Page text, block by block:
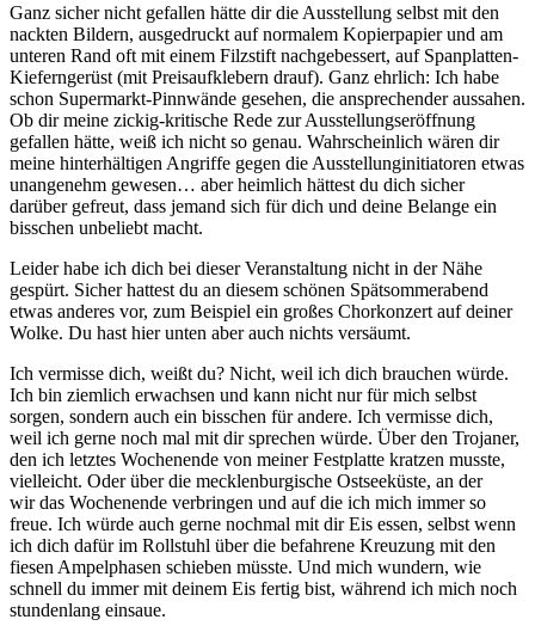
Ganz sicher nicht gefallen hätte dir die Ausstellung selbst mit den
nackten Bildern, ausgedruckt auf normalem Kopierpapier und am
unteren Rand oft mit einem Filzstift nachgebessert, auf Spanplatten-
Kieferngerüst (mit Preisaufklebern drauf). Ganz ehrlich: Ich habe
schon Supermarkt-Pinnwände gesehen, die ansprechender aussahen.
Ob dir meine zickig-kritische Rede zur Ausstellungseröffnung
gefallen hätte, weiß ich nicht so genau. Wahrscheinlich wären dir
meine hinterhältigen Angriffe gegen die Ausstellunginitiatoren etwas
unangenehm gewesen… aber heimlich hättest du dich sicher
darüber gefreut, dass jemand sich für dich und deine Belange ein
bisschen unbeliebt macht.
Leider habe ich dich bei dieser Veranstaltung nicht in der Nähe
gespürt. Sicher hattest du an diesem schönen Spätsommerabend
etwas anderes vor, zum Beispiel ein großes Chorkonzert auf deiner
Wolke. Du hast hier unten aber auch nichts versäumt.
Ich vermisse dich, weißt du? Nicht, weil ich dich brauchen würde.
Ich bin ziemlich erwachsen und kann nicht nur für mich selbst
sorgen, sondern auch ein bisschen für andere. Ich vermisse dich,
weil ich gerne noch mal mit dir sprechen würde. Über den Trojaner,
den ich letztes Wochenende von meiner Festplatte kratzen musste,
vielleicht. Oder über die mecklenburgische Ostseeküste, an der
wir das Wochenende verbringen und auf die ich mich immer so
freue. Ich würde auch gerne nochmal mit dir Eis essen, selbst wenn
ich dich dafür im Rollstuhl über die befahrene Kreuzung mit den
fiesen Ampelphasen schieben müsste. Und mich wundern, wie
schnell du immer mit deinem Eis fertig bist, während ich mich noch
stundenlang einsaue.